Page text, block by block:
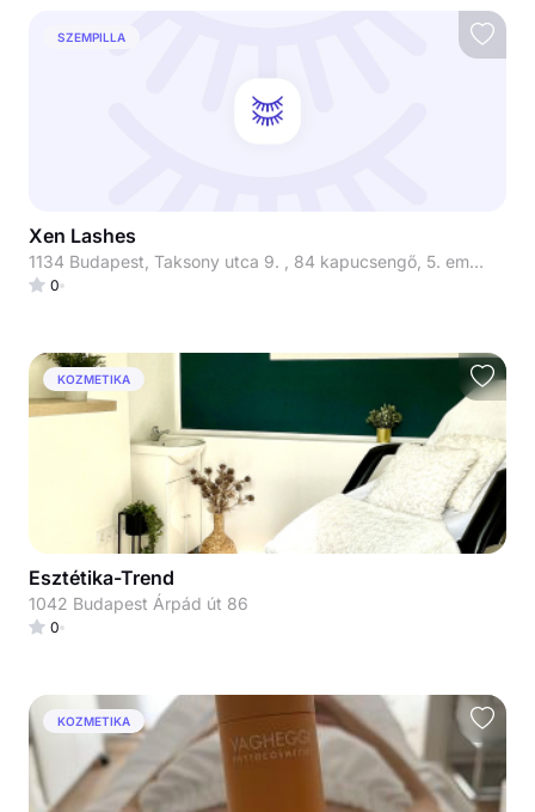
SZEMPILLA
Xen Lashes
1134 Budapest, Taksony utca 9. , 84 kapucsengő, 5. emelet 510-es lakás
0
KOZMETIKA
Esztétika-Trend
1042 Budapest Árpád út 86
0
KOZMETIKA